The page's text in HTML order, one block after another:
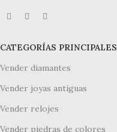
CATEGORÍAS PRINCIPALES
Vender diamantes
Vender joyas antiguas
Vender relojes
Vender piedras de colores